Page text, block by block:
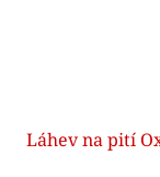
Láhev na pití